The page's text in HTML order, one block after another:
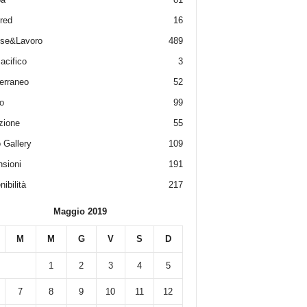
16
489
3
52
99
55
Gallery
109
191
217
Maggio 2019
M M G V S D
1 2 3 4 5
7 8 9 10 11 12